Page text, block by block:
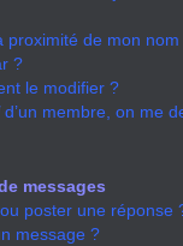
de mon nom
?
le modifier ?
d’un membre, on me
messages
poster une réponse
message ?